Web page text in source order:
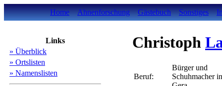
Home Ahnenforschung Gästebuch Sonstiges
Links
» Überblick
» Ortslisten
» Namenslisten
Christoph
Beruf:
Bürger und
Schuhmacher in